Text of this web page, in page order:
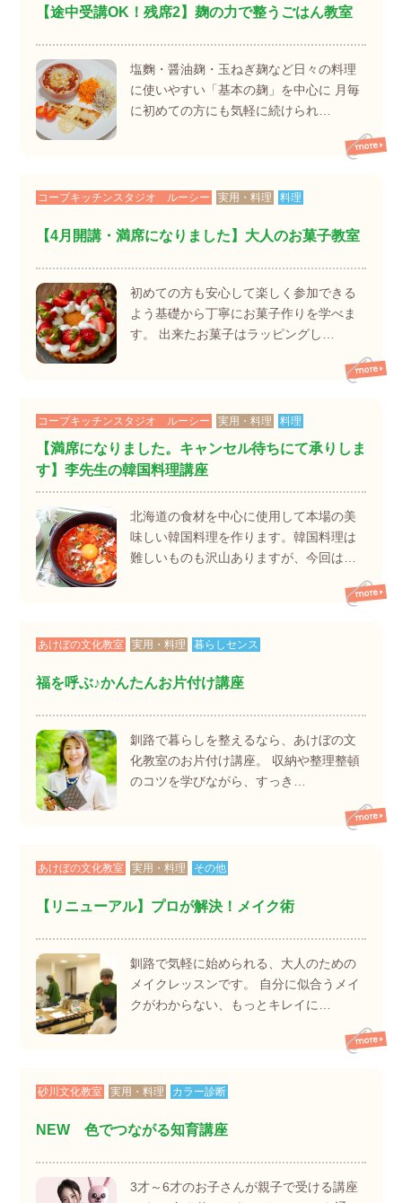
【途中受講OK！残席2】麹の力で整うごはん教室
塩麴・醤油麹・玉ねぎ麹など日々の料理
に使いやすい「基本の麹」を中心に 月毎
に初めての方にも気軽に続けられ…
コープキッチンスタジオ ルーシー 実用・料理 料理
【4月開講・満席になりました】大人のお菓子教室
初めての方も安心して楽しく参加できる
よう基礎から丁寧にお菓子作りを学べま
す。 出来たお菓子はラッピングし…
コープキッチンスタジオ ルーシー 実用・料理 料理
【満席になりました。キャンセル待ちにて承りしま
す】李先生の韓国料理講座
北海道の食材を中心に使用して本場の美
味しい韓国料理を作ります。韓国料理は
難しいものも沢山ありますが、今回は…
あけぼの文化教室 実用・料理 暮らしセンス
福を呼ぶ♪かんたんお片付け講座
釧路で暮らしを整えるなら、あけぼの文
化教室のお片付け講座。 収納や整理整頓
のコツを学びながら、すっき…
あけぼの文化教室 実用・料理 その他
【リニューアル】プロが解決！メイク術
釧路で気軽に始められる、大人のための
メイクレッスンです。 自分に似合うメイ
クがわからない、もっとキレイに…
砂川文化教室 実用・料理 カラー診断
NEW 色でつながる知育講座
3才～6才のお子さんが親子で受ける講座